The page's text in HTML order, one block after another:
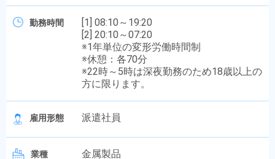
勤務時間
[1] 08:10～19:20
[2] 20:10～07:20
※1年単位の変形労働時間制
※休憩：各70分
※22時～5時は深夜勤務のため18歳以上の
方に限ります。
雇用形態 派遣社員
業種 金属製品